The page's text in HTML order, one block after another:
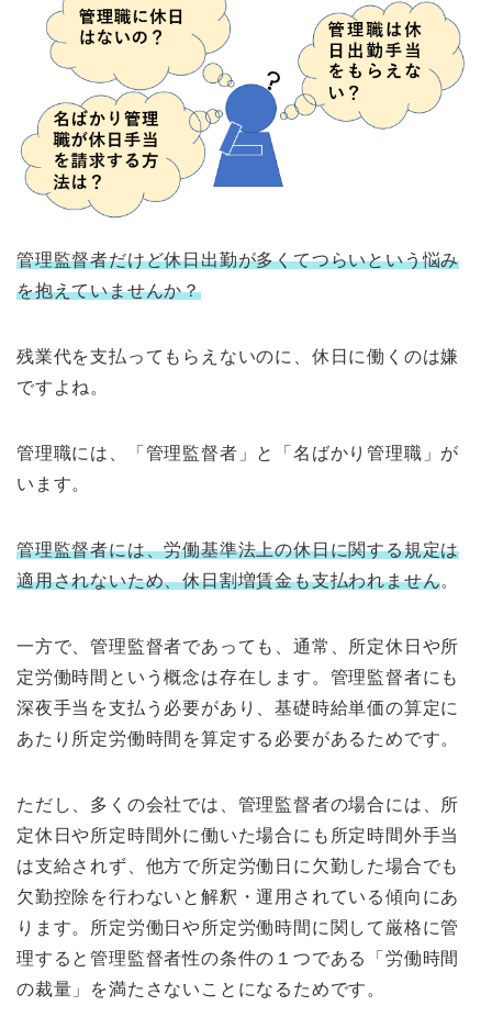
管理監督者だけど休日出勤が多くてつらいという悩み
を抱えていませんか？
残業代を支払ってもらえないのに、休日に働くのは嫌
ですよね。
管理職には、「管理監督者」と「名ばかり管理職」が
います。
管理監督者には、労働基準法上の休日に関する規定は
適用されないため、休日割増賃金も支払われません。
一方で、管理監督者であっても、通常、所定休日や所
定労働時間という概念は存在します。管理監督者にも
深夜手当を支払う必要があり、基礎時給単価の算定に
あたり所定労働時間を算定する必要があるためです。
ただし、多くの会社では、管理監督者の場合には、所
定休日や所定時間外に働いた場合にも所定時間外手当
は支給されず、他方で所定労働日に欠勤した場合でも
欠勤控除を行わないと解釈・運用されている傾向にあ
ります。所定労働日や所定労働時間に関して厳格に管
理すると管理監督者性の条件の１つである「労働時間
の裁量」を満たさないことになるためです。